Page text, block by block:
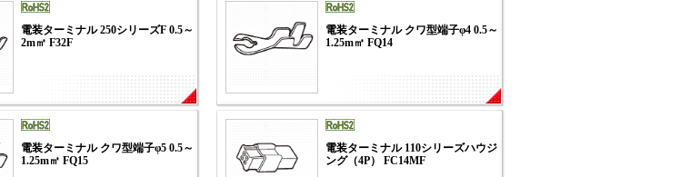
電装ターミナル 250シリーズF 0.5～
2m㎡ F32F
電装ターミナル クワ型端子φ4 0.5～
1.25m㎡ FQ14
電装ターミナル クワ型端子φ5 0.5～
1.25m㎡ FQ15
電装ターミナル 110シリーズハウジ
ング（4P） FC14MF